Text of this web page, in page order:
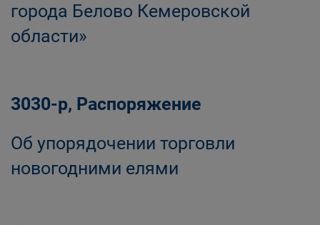
города Белово Кемеровской
области»
3030-р, Распоряжение
Об упорядочении торговли
новогодними елями